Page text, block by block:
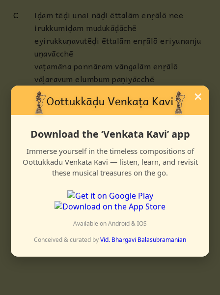
C
iḍam tēḍi unai nāḍi ēttalām enṛālō nee
irukkumiḍam mudukāḍāchē
eyirukkuṇavutēḍi ēttalām enṛālō eriyunanju
uṇavācchē
vaṭamāna ponnāram vāngalām enṛālō
vāḷaravum elumbum paṇiyācchē
varameeyum tiṛamenṛu vandaṇaindālō
picchai vānguvadum neeyē ennalācchē
diḍamum nāḍi unai uṛavenṛu tēḍa
teḷindadoru vishayam idu kāṇum
sheyalumaṛidāna māmanum tuṇaitoḍar
mahanum miḍiyānadu kāṇum
naṭanamumāḍi charācharamengaṇum
nāḍi vandaduvum inṛu taravēṇum
naṇṇiyamunadupādam puṇṇiyam peṛa
×
Download the ‘Venkata Kavi’ app
Immerse yourself in the timeless compositions of
Oottukkadu Venkata Kavi — listen, learn, and revisit
these musical treasures on the go.
Available on Android & IOS
Conceived & curated byVid. Bhargavi Balasubramanian